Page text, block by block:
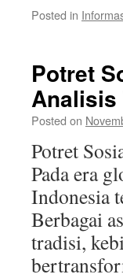
Posted in
Potret
Analisis
Posted on
Potret
Pada era
Indonesia
Berbagai
tradisi,